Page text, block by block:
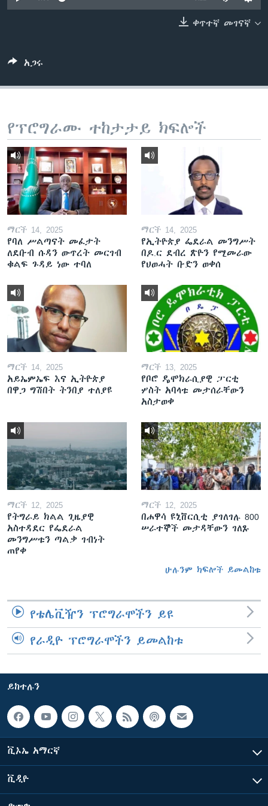
ቀጥተኛ መገናኛ
አጋሩ
የፕሮግራሙ ተከታታይ ክፍሎች
ማርች 14, 2025
የባለ ሥልጣናት መፈታት
ለደቡብ ሱዳን ውጥረት መርገብ
ቁልፍ ጉዳይ ነው ተባለ
ማርች 14, 2025
የኢትዮጵያ ፌደራል መንግሥት
በዶ.ር ደብረ ጽዮን የሚመራው
የህወሓት ቡድን ወቀሰ
ማርች 14, 2025
አይኤምኤፍ እና ኢትዮጵያ
በዋጋ ግሽበት ትንበያ ተለያዩ
ማርች 13, 2025
የቦሮ ዴሞክራሲያዊ ፓርቲ
ሦስት አባላቱ መታሰራቸውን
አስታወቀ
ማርች 12, 2025
የትግራይ ክልል ጊዜያዊ
አስተዳደር የፌደራል
መንግሥቱን ጣልቃ ገብነት
ጠየቀ
ማርች 12, 2025
በሐዋሳ ዩኒቨርሲቲ ያገለገሉ 800
ሠራተኞች መታዳቸውን ገለጹ
ሁሉንም ክፍሎች ይመልከቱ
የቴሌቪዥን ፕሮግራሞችን ይዩ
የራዲዮ ፕሮግራሞችን ይመልከቱ
ይከተሉን
ቪኦኤ አማርኛ
ቪዲዮ